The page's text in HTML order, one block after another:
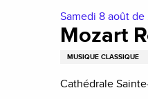
Samedi 8 août de
Mozart
MUSIQUE CLASSIQUE
Cathédrale